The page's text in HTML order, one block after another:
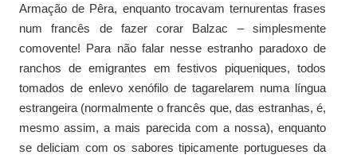
Armação de Pêra, enquanto trocavam ternurentas frases
num francês de fazer corar Balzac – simplesmente
comovente! Para não falar nesse estranho paradoxo de
ranchos de emigrantes em festivos piqueniques, todos
tomados de enlevo xenófilo de tagarelarem numa língua
estrangeira (normalmente o francês que, das estranhas, é,
mesmo assim, a mais parecida com a nossa), enquanto
se deliciam com os sabores tipicamente portugueses da